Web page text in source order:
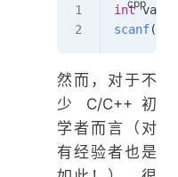
int val;
scanf(
然而，对于不
少 C/C++ 初
学者而言（对
有经验者也是